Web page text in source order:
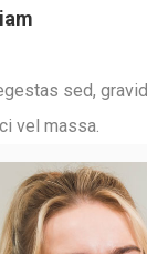
sed,
vel massa.